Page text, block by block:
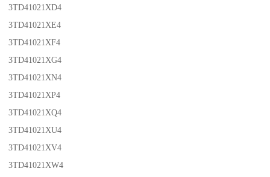
3TD41021XD4
3TD41021XE4
3TD41021XF4
3TD41021XG4
3TD41021XN4
3TD41021XP4
3TD41021XQ4
3TD41021XU4
3TD41021XV4
3TD41021XW4